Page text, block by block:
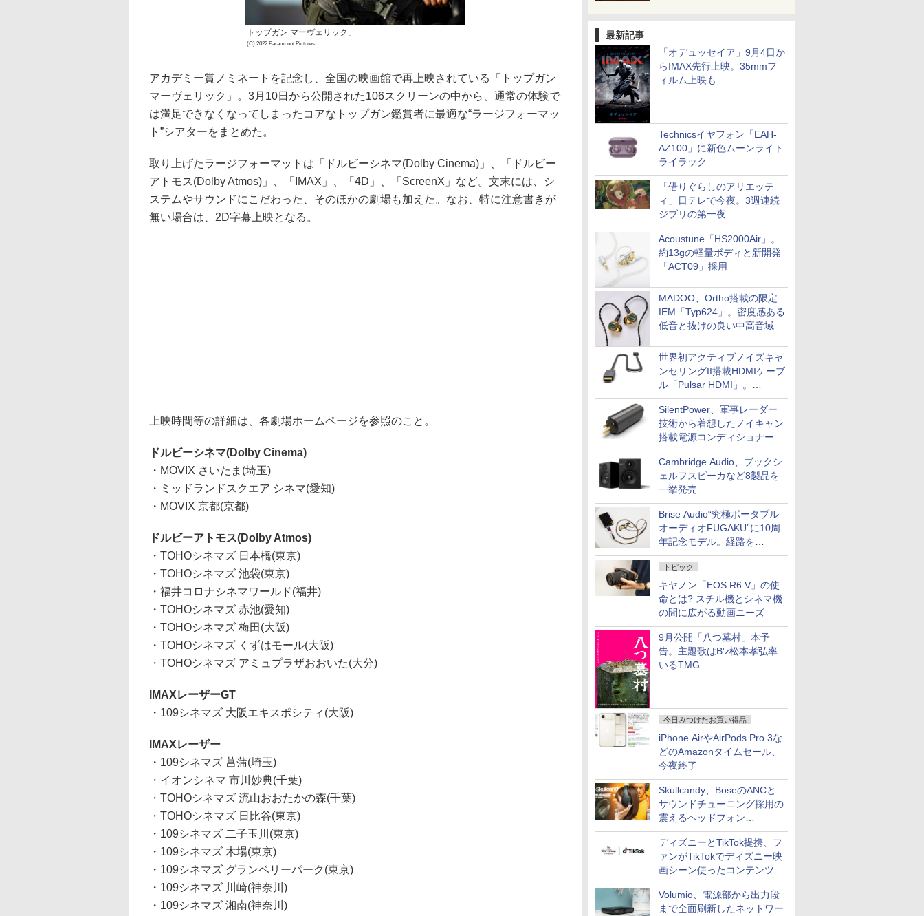
最新記事
「オデュッセイア」9月4日か
らIMAX先行上映。35mmフ
ィルム上映も
Technicsイヤフォン「EAH-
AZ100」に新色ムーンライト
ライラック
「借りぐらしのアリエッテ
ィ」日テレで今夜。3週連続
ジブリの第一夜
Acoustune「HS2000Air」。
約13gの軽量ボディと新開発
「ACT09」採用
MADOO、Ortho搭載の限定
IEM「Typ624」。密度感ある
低音と抜けの良い中高音域
世界初アクティブノイズキャ
ンセリングII搭載HDMIケーブ
ル「Pulsar HDMI」。
SilentPowerから
SilentPower、軍事レーダー
技術から着想したノイキャン
搭載電源コンディショナー
「AC iPurifier2」
Cambridge Audio、ブックシ
ェルフスピーカなど8製品を
一挙発売
Brise Audio“究極ポータブル
オーディオFUGAKU”に10周
年記念モデル。経路を
NISHIKIで統一。400万円
トピック
キヤノン「EOS R6 V」の使
命とは? スチル機とシネマ機
の間に広がる動画ニーズ
9月公開「八つ墓村」本予
告。主題歌はB'z松本孝弘率
いるTMG
今日みつけたお買い得品
iPhone AirやAirPods Pro 3な
どのAmazonタイムセール、
今夜終了
Skullcandy、BoseのANCと
サウンドチューニング採用の
震えるヘッドフォン
「Crusher 1080 ANC」
ディズニーとTikTok提携、フ
ァンがTikTokでディズニー映
画シーン使ったコンテンツ制
作、Disney+にも配信
Volumio、電源部から出力段
まで全面刷新したネットワー
トップガン マーヴェリック」
(C) 2022 Paramount Pictures.
アカデミー賞ノミネートを記念し、全国の映画館で再上映されている「トップガン
マーヴェリック」。3月10日から公開された106スクリーンの中から、通常の体験で
は満足できなくなってしまったコアなトップガン鑑賞者に最適な“ラージフォーマッ
ト”シアターをまとめた。
取り上げたラージフォーマットは「ドルビーシネマ(Dolby Cinema)」、「ドルビー
アトモス(Dolby Atmos)」、「IMAX」、「4D」、「ScreenX」など。文末には、シ
ステムやサウンドにこだわった、そのほかの劇場も加えた。なお、特に注意書きが
無い場合は、2D字幕上映となる。
上映時間等の詳細は、各劇場ホームページを参照のこと。
ドルビーシネマ(Dolby Cinema)
・MOVIX さいたま(埼玉)
・ミッドランドスクエア シネマ(愛知)
・MOVIX 京都(京都)
ドルビーアトモス(Dolby Atmos)
・TOHOシネマズ 日本橋(東京)
・TOHOシネマズ 池袋(東京)
・福井コロナシネマワールド(福井)
・TOHOシネマズ 赤池(愛知)
・TOHOシネマズ 梅田(大阪)
・TOHOシネマズ くずはモール(大阪)
・TOHOシネマズ アミュプラザおおいた(大分)
IMAXレーザーGT
・109シネマズ 大阪エキスポシティ(大阪)
IMAXレーザー
・109シネマズ 菖蒲(埼玉)
・イオンシネマ 市川妙典(千葉)
・TOHOシネマズ 流山おおたかの森(千葉)
・TOHOシネマズ 日比谷(東京)
・109シネマズ 二子玉川(東京)
・109シネマズ 木場(東京)
・109シネマズ グランベリーパーク(東京)
・109シネマズ 川崎(神奈川)
・109シネマズ 湘南(神奈川)